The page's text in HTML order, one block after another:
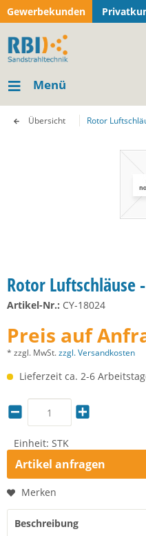
Gewerbekunden
Menü
Übersicht Rotor
Rotor Luftschläuse
Artikel-Nr.: CY-18024
Preis auf
* zzgl. MwSt.zzgl. Versandkosten
Lieferzeit ca. 2-6
Einheit: STK
Artikel anfragen
Merken
Beschreibung